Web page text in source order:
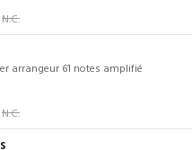
N.C.
arrangeur 61 notes amplifié
N.C.